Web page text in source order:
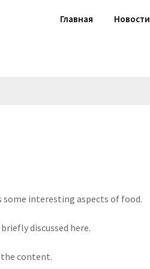
Главная Новости
some interesting aspects of food.
discussed here.
content.